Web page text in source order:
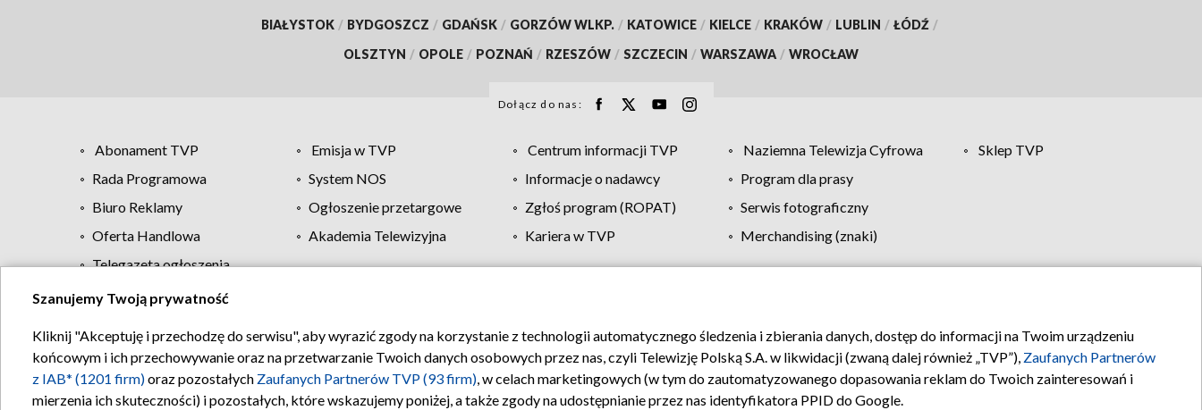
BIAŁYSTOK / BYDGOSZCZ / GDAŃSK / GORZÓW WLKP. / KATOWICE / KIELCE / KRAKÓW / LUBLIN / ŁÓDŹ /
OLSZTYN / OPOLE / POZNAŃ / RZESZÓW / SZCZECIN / WARSZAWA / WROCŁAW
Dołącz do nas:
Abonament TVP Emisja w TVP Centrum informacji TVP Naziemna Telewizja Cyfrowa
Sklep TVP
Rada Programowa
System NOS Informacje o nadawcy
Program dla prasy
Biuro Reklamy
Ogłoszenie przetargowe Zgłoś program (ROPAT)
Serwis fotograficzny
Oferta Handlowa
Akademia Telewizyjna Kariera w TVP
Merchandising (znaki)
Telegazeta ogłoszenia
Regulamin TVP Polityka prywatności Moje zgody Pomoc Biuro reklamy Kontakt
Szanujemy Twoją prywatność
Kliknij "Akceptuję i przechodzę do serwisu", aby wyrazić zgody na korzystanie z technologii automatycznego śledzenia i zbierania danych, dostęp do informacji na Twoim urządzeniu
końcowym i ich przechowywanie oraz na przetwarzanie Twoich danych osobowych przez nas, czyli Telewizję Polską S.A. w likwidacji (zwaną dalej również „TVP”), Zaufanych Partnerów
z IAB* (1201 firm)oraz pozostałych Zaufanych Partnerów TVP (93 firm), w celach marketingowych (w tym do zautomatyzowanego dopasowania reklam do Twoich zainteresowań i
mierzenia ich skuteczności) i pozostałych, które wskazujemy poniżej, a także zgody na udostępnianie przez nas identyfikatora PPID do Google.